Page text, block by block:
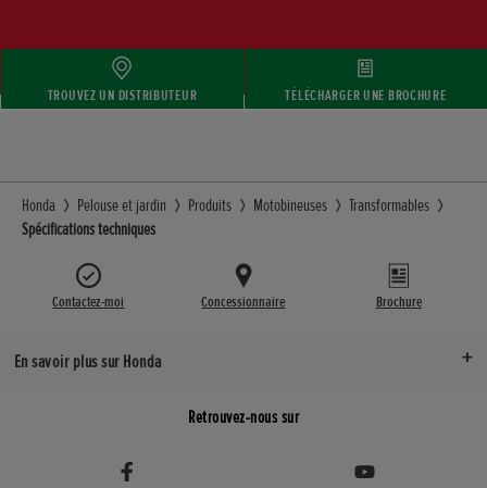
TROUVEZ UN DISTRIBUTEUR TÉLÉCHARGER UNE BROCHURE
Honda Pelouse et jardin Produits Motobineuses
Transformables
Spécifications techniques
Contactez-moi Concessionnaire Brochure
En savoir plus sur Honda
Retrouvez-nous sur